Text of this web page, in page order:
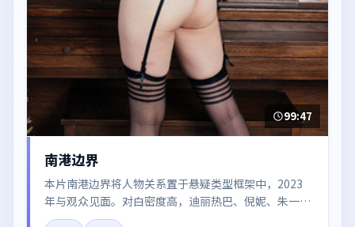
99:47
南港边界
本片南港边界将人物关系置于悬疑类型框架中，2023
年与观众见面。对白密度高，迪丽热巴、倪妮、朱一
龙、雷佳音、河正宇的台词节奏值得关注；整体气质偏